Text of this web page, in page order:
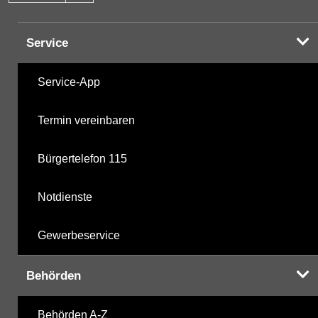
Service
Service-App
Termin vereinbaren
Bürgertelefon 115
Notdienste
Gewerbeservice
Behörden
Behörden A-Z